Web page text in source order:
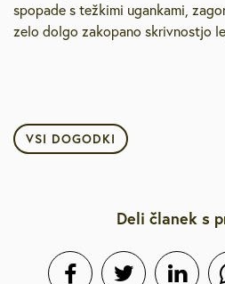
spopade s težkimi ugankami,
zelo dolgo zakopano skrivnostjo
VSI DOGODKI
Deli članek s